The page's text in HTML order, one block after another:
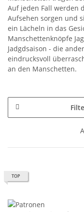
Auf jeden Fall werden
Aufsehen sorgen und
ein Lächeln in das
Manschettenknöpfe
Jadgdsaison - die
eindrucksvoll
an den Manschetten.
TOP